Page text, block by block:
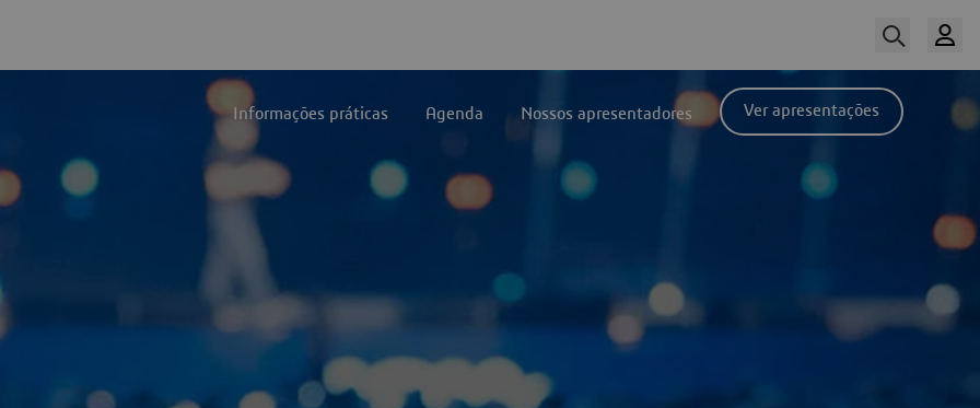
Informações práticas Agenda Nossos apresentadores Ver apresentações